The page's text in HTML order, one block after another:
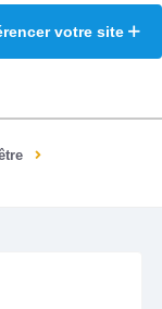
votre site